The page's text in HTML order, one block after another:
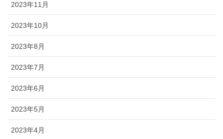
2023年11月
2023年10月
2023年8月
2023年7月
2023年6月
2023年5月
2023年4月